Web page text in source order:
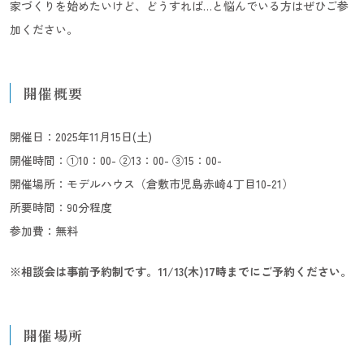
家づくりを始めたいけど、どうすれば…と悩んでいる方はぜひご参
加ください。
開催概要
開催日：2025年11月15日(土)
開催時間：①10：00- ②13：00- ③15：00-
開催場所：モデルハウス（倉敷市児島赤崎4丁目10-21）
所要時間：90分程度
参加費：無料
※相談会は事前予約制です。11/13(木)17時までにご予約ください。
開催場所